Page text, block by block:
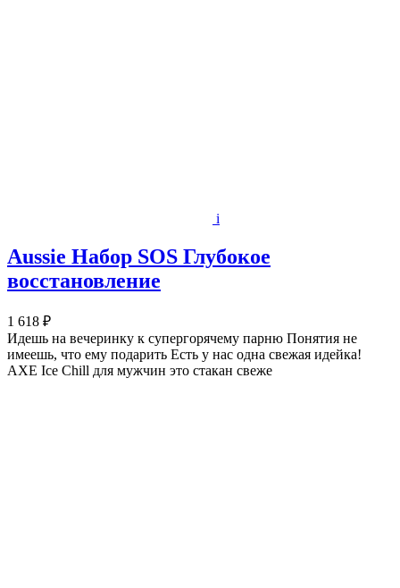
i
Aussie Набор SOS Глубокое
восстановление
1 618 ₽
Идешь на вечеринку к супергорячему парню Понятия не
имеешь, что ему подарить Есть у нас одна свежая идейка!
AXE Ice Chill для мужчин это стакан свеже